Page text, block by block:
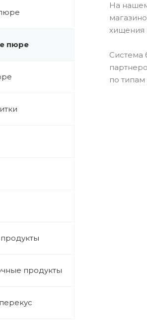
пюре
продукты
На
хищения
Система
по